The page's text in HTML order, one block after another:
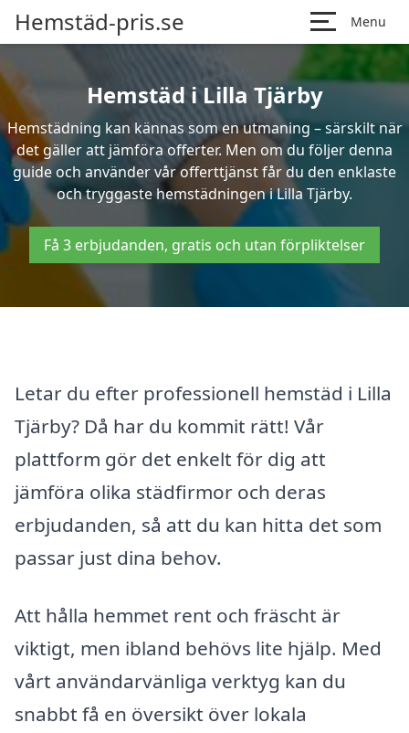
Hemstäd-pris.se Menu
Hemstäd i Lilla Tjärby
Hemstädning kan kännas som en utmaning – särskilt när
det gäller att jämföra offerter. Men om du följer denna
guide och använder vår offerttjänst får du den enklaste
och tryggaste hemstädningen i Lilla Tjärby.
Få 3 erbjudanden, gratis och utan förpliktelser
Letar du efter professionell hemstäd i Lilla
Tjärby? Då har du kommit rätt! Vår
plattform gör det enkelt för dig att
jämföra olika städfirmor och deras
erbjudanden, så att du kan hitta det som
passar just dina behov.
Att hålla hemmet rent och fräscht är
viktigt, men ibland behövs lite hjälp. Med
vårt användarvänliga verktyg kan du
snabbt få en översikt över lokala